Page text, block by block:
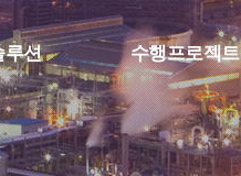
루션
비전
수행프로젝트
SFA & Etc
스마트팩토리